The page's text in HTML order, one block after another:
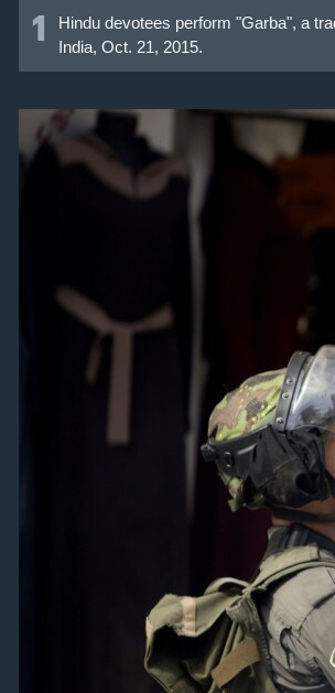
1
Hindu devotees perform "Garba", a
India, Oct. 21, 2015.